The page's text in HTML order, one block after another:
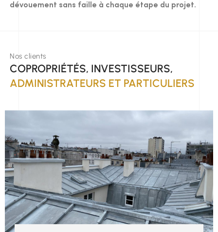
dévouement sans faille à chaque étape du projet.
Nos clients
COPROPRIÉTÉS, INVESTISSEURS,
ADMINISTRATEURS ET PARTICULIERS